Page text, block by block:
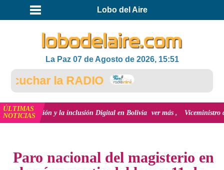
Lobo del Aire
La Paz 07 de Agosto de 2026, 15:51
la RADIO
ÚLTIMAS
NOTICIASy la inclusión Digital en Bolivia ver más Viceministro de
Paro nacional del magisterio en